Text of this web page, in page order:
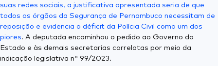
suas redes sociais, a justificativa apresentada seria de que
todos os órgãos da Segurança de Pernambuco necessitam de
reposição e evidencia o déficit da Polícia Civil como um dos
piores. A deputada encaminhou o pedido ao Governo do
Estado e às demais secretarias correlatas por meio da
indicação legislativa nº 99/2023.